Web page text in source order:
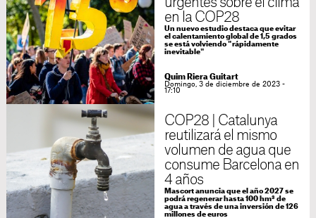
urgentes sobre el clima
en la COP28
Un nuevo estudio destaca que evitar
el calentamiento global de 1,5 grados
se está volviendo "rápidamente
inevitable"
Quim Riera Guitart
Domingo, 3 de diciembre de 2023 -
17:10
COP28 | Catalunya
reutilizará el mismo
volumen de agua que
consume Barcelona en
4 años
Mascort anuncia que el año 2027 se
podrá regenerar hasta 100 hm³ de
agua a través de una inversión de 126
millones de euros